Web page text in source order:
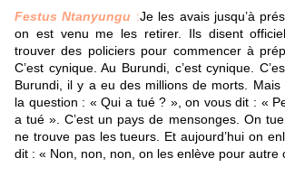
Festus Ntanyungu :Je les avais jusqu’à
on est venu me les retirer. Ils disent
trouver des policiers pour commencer à
C’est cynique. Au Burundi, c’est cynique.
Burundi, il y a eu des millions de morts. Mais
la question : « Qui a tué ? », on vous dit : «
a tué ». C’est un pays de mensonges. On
ne trouve pas les tueurs. Et aujourd’hui on
dit : « Non, non, non, on les enlève pour autre